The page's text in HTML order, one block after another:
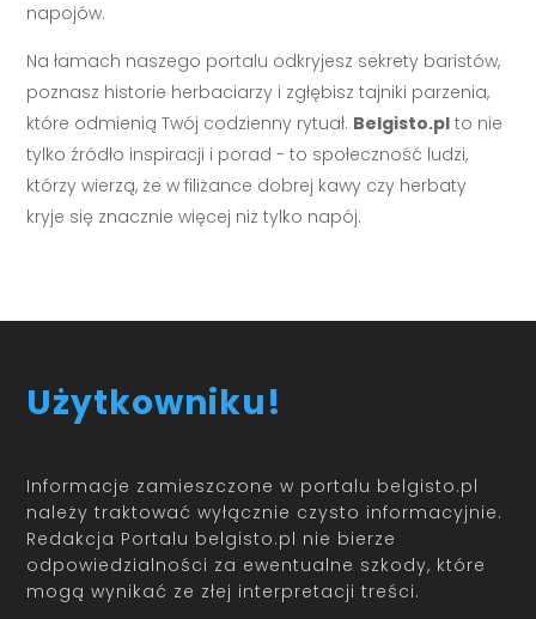
napojów.
Na łamach naszego portalu odkryjesz sekrety baristów,
poznasz historie herbaciarzy i zgłębisz tajniki parzenia,
które odmienią Twój codzienny rytuał. Belgisto.pl to nie
tylko źródło inspiracji i porad - to społeczność ludzi,
którzy wierzą, że w filiżance dobrej kawy czy herbaty
kryje się znacznie więcej niż tylko napój.
Użytkowniku!
Informacje zamieszczone w portalu belgisto.pl
należy traktować wyłącznie czysto informacyjnie.
Redakcja Portalu belgisto.pl nie bierze
odpowiedzialności za ewentualne szkody, które
mogą wynikać ze złej interpretacji treści.